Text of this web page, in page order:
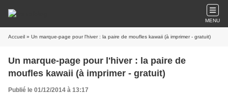
MENU
Accueil » Un marque-page pour l'hiver : la paire de moufles kawaii (à imprimer - gratuit)
Un marque-page pour l'hiver : la paire de
moufles kawaii (à imprimer - gratuit)
Publié le 01/12/2014 à 13:17